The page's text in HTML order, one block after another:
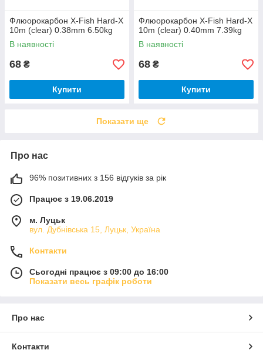
Флюорокарбон X-Fish Hard-X
10m (clear) 0.38mm 6.50kg
В наявності
68 ₴
Купити
Флюорокарбон X-Fish Hard-X
10m (clear) 0.40mm 7.39kg
В наявності
68 ₴
Купити
Показати ще
Про нас
96% позитивних з 156 відгуків за рік
Працює з 19.06.2019
м. Луцьк
вул. Дубнівська 15, Луцьк, Україна
Контакти
Сьогодні працює з 09:00 до 16:00
Показати весь графік роботи
Про нас
Контакти